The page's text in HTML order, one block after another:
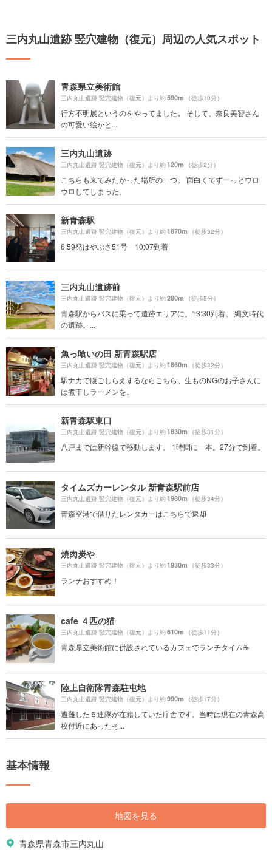
三内丸山遺跡 竪穴建物（復元）周辺の人気スポット
青森県立美術館
三内丸山遺跡 竪穴建物（復元）より約590m （徒歩10分）
行方不明展というのをやってました。 そして、奈良美智さん
の可愛い絵がと...
三内丸山遺跡
三内丸山遺跡 竪穴建物（復元）より約120m （徒歩2分）
こちらも来てみたかった場所の一つ。 面白くてずーっとウロ
ウロしてしまった。
新青森駅
三内丸山遺跡 竪穴建物（復元）より約1870m （徒歩32分）
6:59発はやぶさ51号 10:07到着
三内丸山遺跡前
三内丸山遺跡 竪穴建物（復元）より約280m （徒歩5分）
青森駅からバスに乗って遺跡エリアに。13:30到着。 縄文時代
の遺跡。...
魚っ喰いの田 新青森駅店
三内丸山遺跡 竪穴建物（復元）より約1860m （徒歩32分）
駅ナカで腹ごしらえするならこちら。生ものNGのお子さんに
は煮干しラーメンを。
新青森駅東口
三内丸山遺跡 竪穴建物（復元）より約1830m （徒歩31分）
八戸までは新幹線で移動します。 1時間に一本。27分で到着。
タイムズカーレンタル 新青森駅前店
三内丸山遺跡 竪穴建物（復元）より約1980m （徒歩34分）
青森空港で借りたレンタカーはこちらで返却
焼肉炭や
三内丸山遺跡 竪穴建物（復元）より約1930m （徒歩33分）
ランチおすすめ！
cafe ４匹の猫
三内丸山遺跡 竪穴建物（復元）より約610m （徒歩11分）
青森県立美術館に併設されているカフェでランチタイム☕️
陸上自衛隊青森駐屯地
三内丸山遺跡 竪穴建物（復元）より約990m （徒歩17分）
遭難した５連隊が在籍していた庁舎です。当時は現在の青森高
校付近にあったそ...
基本情報
地図を見る
青森県青森市三内丸山